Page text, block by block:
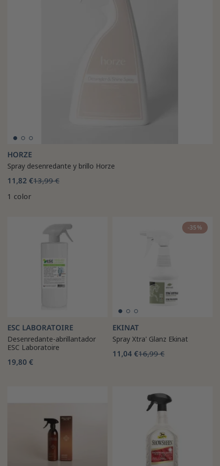
HORZE
Spray desenredante y brillo Horze
11,82 €13,99 €
1 color
ESC LABORATOIRE
Desenredante-abrillantador
ESC Laboratoire
19,80 €
-35%
EKINAT
Spray Xtra' Glanz Ekinat
11,04 €16,99 €